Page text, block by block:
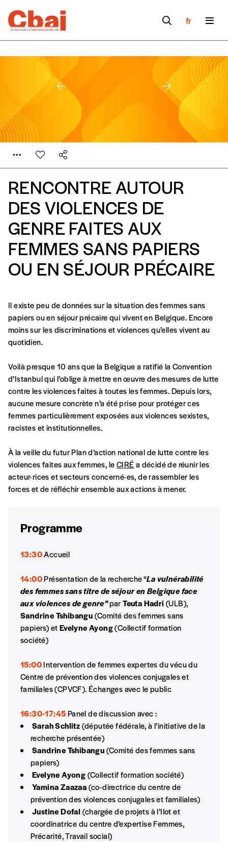
fr
RENCONTRE AUTOUR
DES VIOLENCES DE
GENRE FAITES AUX
FEMMES SANS PAPIERS
OU EN SÉJOUR PRÉCAIRE
Se connecter
CONNEXION
Mot de passe oublié?
Créer un
compte
Les mots de passe ne correspondent pas
Formulaire de
commande
A partir de 2021,Imag, le magazine de
l’interculturel,vous est proposé àPRIX LIBRE.
Le prix libre est un mode de fixation du prix
peut être une manière pour lui de payer le prix
qu’il estime juste. Dans l’objectif de rendre nos
activités et publications accessibles, et
d’affirmer notre attachement aux valeurs de
solidarité, nous vous proposons d’estimer
vous-mêmes le coût de notre publication.
ou supérieure au prix indicatif. De cette
manière, vous soutenez le travail de l’équipe
de rédaction selon vos moyens et vos
motivations.
Vous vous abonnez pour l’année civile en
Vous indiquez si vous souhaitez recevoir la
Vous renseignez vos coordonnées.
Vous versez le montant de votre choix sur le
compteIBAN BE34 0010 7305
2190avec en communication le numéro de
la commande renseigné dans le mail de
confirmation et la mention “participation
NB: Vous pouvez choisir de participer
avoir reçu plusieurs numéros. Ce paiement
n’est pas indispensable. Il marque votre
volonté de soutenir nos activités.
NOS
FORMULES
Il existe peu de données sur la situation des femmes sans
papiers ou en séjour précaire qui vivent en Belgique. Encore
moins sur les discriminations et violences qu’elles vivent au
quotidien.
Voilà presque 10 ans que la Belgique a ratifié la Convention
d’Istanbul qui l’oblige à mettre en œuvre des mesures de lutte
contre les violences faites à toutes les femmes. Depuis lors,
aucune mesure concrète n’a été prise pour protéger ces
femmes particulièrement exposées aux violences sexistes,
racistes et institutionnelles.
À la veille du futur Plan d’action national de lutte contre les
violences faites aux femmes, leCIRÉa décidé de réunir les
acteur·rices et secteurs concerné·es, de rassembler les
forces et de réfléchir ensemble aux actions à mener.
Programme
13:30Accueil
14:00Présentation de la recherche “La vulnérabilité
des femmes sans titre de séjour en Belgique face
aux violences de genre”parTeutaHadri(ULB),
Sandrine Tshibangu(Comité des femmes sans
papiers) etEvelyne Ayong(Collectif formation
société)
15:00Intervention de femmes expertes du vécu du
Centre de prévention des violences conjugales et
familiales (CPVCF). Échanges avec le public
16:30-17:45Panel de discussion avec :
Sarah Schlitz(députée fédérale, à l’initiative de la
recherche présentée)
Sandrine Tshibangu(Comité des femmes sans
papiers)
Evelyne Ayong(Collectif formation société)
Yamina Zaazaa(co-directrice du centre de
prévention des violences conjugales et familiales)
Justine Dofal(chargée de projets à l’Ilot et
coordinatrice du centre d’expertise Femmes,
Précarité, Travail social)